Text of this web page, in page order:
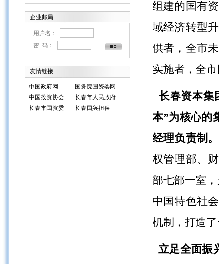
企业邮局
用户名：
密 码：
友情链接
中国政府网
国务院国资委网
中国投资协会
长春市人民政府
长春市国资委
长春国兴担保
组建的国有
域经济转型
供者，全市
实施者，全
长春资本集
本”为核心的
经理负责制。
权管理部、
部七部一室
中国特色社
机制，打造
立足全面振